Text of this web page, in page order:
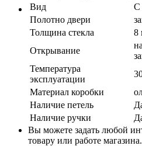
Вид
С
Полотно двери
Толщина стекла
8
Открывание
Температура
эксплуатации
Материал коробки
Наличие петель
Наличие ручки
Вы можете задать любой
товару или работе магазина.